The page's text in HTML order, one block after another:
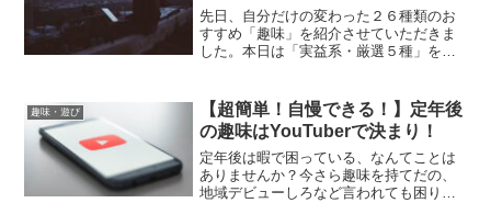
先日、自分だけの変わった２６種類のお
すすめ「趣味」を紹介させていただきま
した。本日は「実益系・厳選５種」を、
らいいなとか、少し勉強してみてみたい
と考えるかたはぜひ。
趣味・遊び
【超簡単！自慢できる！】定年後
の趣味はYouTuberで決まり！
定年後は暇で困っている、なんてことは
ありませんか？今さら趣味を持てだの、
地域デビューしろなど言われても困りも